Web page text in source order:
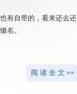
有自带的，看来还去还
名。
阅 读 全 文 »»